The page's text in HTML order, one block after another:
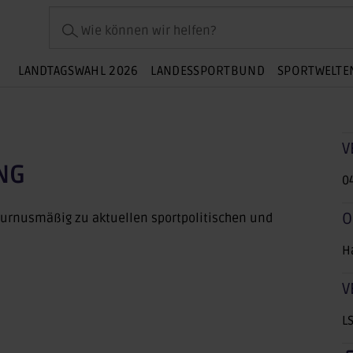
Wie können wir helfen?
LANDTAGSWAHL 2026 LANDESSPORTBUND
zu aktuellen sportpolitischen und